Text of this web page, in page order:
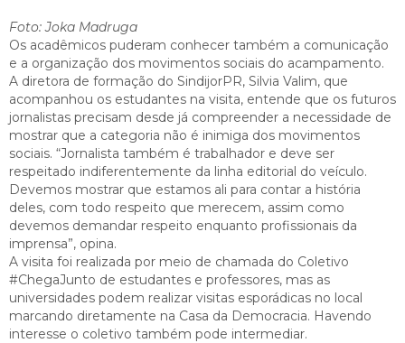
Foto: Joka Madruga
Os acadêmicos puderam conhecer também a comunicação
e a organização dos movimentos sociais do acampamento.
A diretora de formação do SindijorPR, Silvia Valim, que
acompanhou os estudantes na visita, entende que os futuros
jornalistas precisam desde já compreender a necessidade de
mostrar que a categoria não é inimiga dos movimentos
sociais. “Jornalista também é trabalhador e deve ser
respeitado indiferentemente da linha editorial do veículo.
Devemos mostrar que estamos ali para contar a história
deles, com todo respeito que merecem, assim como
devemos demandar respeito enquanto profissionais da
imprensa”, opina.
A visita foi realizada por meio de chamada do Coletivo
#ChegaJunto de estudantes e professores, mas as
universidades podem realizar visitas esporádicas no local
marcando diretamente na Casa da Democracia. Havendo
interesse o coletivo também pode intermediar.